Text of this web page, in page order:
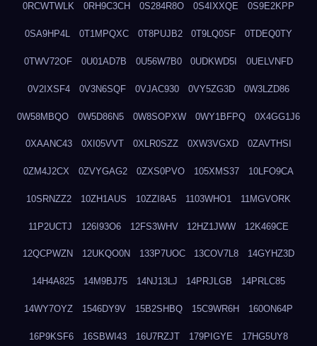
0RCWTWLK 0RH9C3CH 0S284R8O 0S4IXXQE 0S9E2KPP
0SA9HP4L 0T1MPQXC 0T8PUJB2 0T9LQ0SF 0TDEQ0TY
0TWV72OF 0U01AD7B 0U56W7B0 0UDKWD5I 0UELVNFD
0V2IXSF4 0V3N6SQF 0VJAC930 0VY5ZG3D 0W3LZD86
0W58MBQO 0W5D86N5 0W8SOPXW 0WY1BFPQ 0X4GG1J6
0XAANC43 0XI05VVT 0XLR0SZZ 0XW3VGXD 0ZAVTHSI
0ZM4J2CX 0ZVYGAG2 0ZXS0PVO 105XMS37 10LFO9CA
10SRNZZ2 10ZH1AUS 10ZZI8A5 1103WHO1 11MGVORK
11P2UCTJ 126I93O6 12FS3WHV 12HZ1JWW 12K469CE
12QCPWZN 12UKQO0N 133P7UOC 13COV7L8 14GYHZ3D
14H4A825 14M9BJ75 14NJ13LJ 14PRJLGB 14PRLC85
14WY7OYZ 1546DY9V 15B2SHBQ 15C9WR6H 160ON64P
16P9KSF6 16SBWI43 16U7RZJT 179PIGYE 17HG5UY8